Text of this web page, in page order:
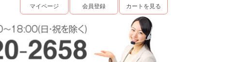
マイページ 会員登録 カートを見る